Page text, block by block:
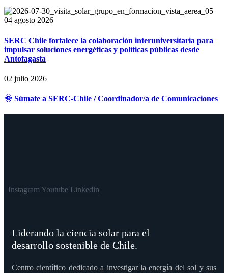
04 agosto 2026
SERC Chile fortalece la colaboración interuniversitaria para
impulsar soluciones energéticas y políticas públicas desde
Antofagasta
02 julio 2026
🌞 Súmate a SERC-Chile / Coordinador/a de Comunicaciones
InstagramYoutube Linkedin
Liderando la ciencia solar para el
desarrollo sostenible de Chile.
Centro científico dedicado a investigar la energía del sol y sus